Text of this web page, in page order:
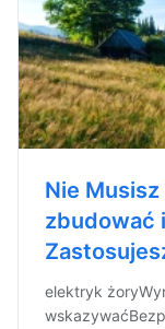
Nie
zbudować
elektryk